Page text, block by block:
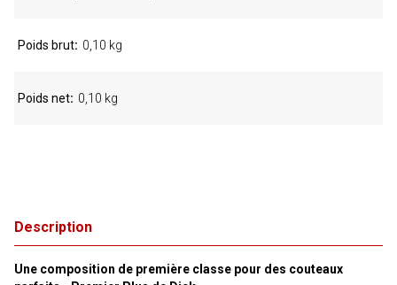
Description
Une composition de première classe pour des couteaux
Poids brut 0,10 kg
Poids net 0,10 kg